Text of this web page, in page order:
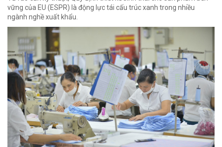
vững của EU (ESPR) là động lực tái cấu trúc xanh trong nhiều
ngành nghề xuất khẩu.